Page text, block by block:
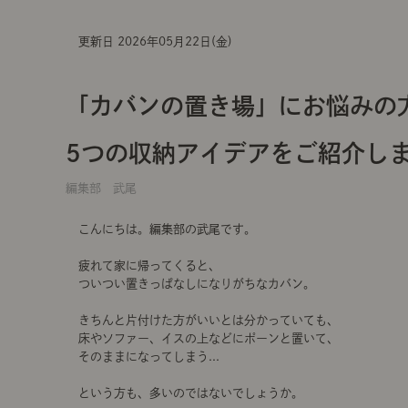
更新日 2026年05月22日(金)
「カバンの置き場」にお悩みの
5つの収納アイデアをご紹介しま
編集部 武尾
こんにちは。編集部の武尾です。
疲れて家に帰ってくると、
ついつい置きっぱなしになりがちなカバン。
きちんと片付けた方がいいとは分かっていても、
床やソファー、イスの上などにポーンと置いて、
そのままになってしまう...
という方も、多いのではないでしょうか。